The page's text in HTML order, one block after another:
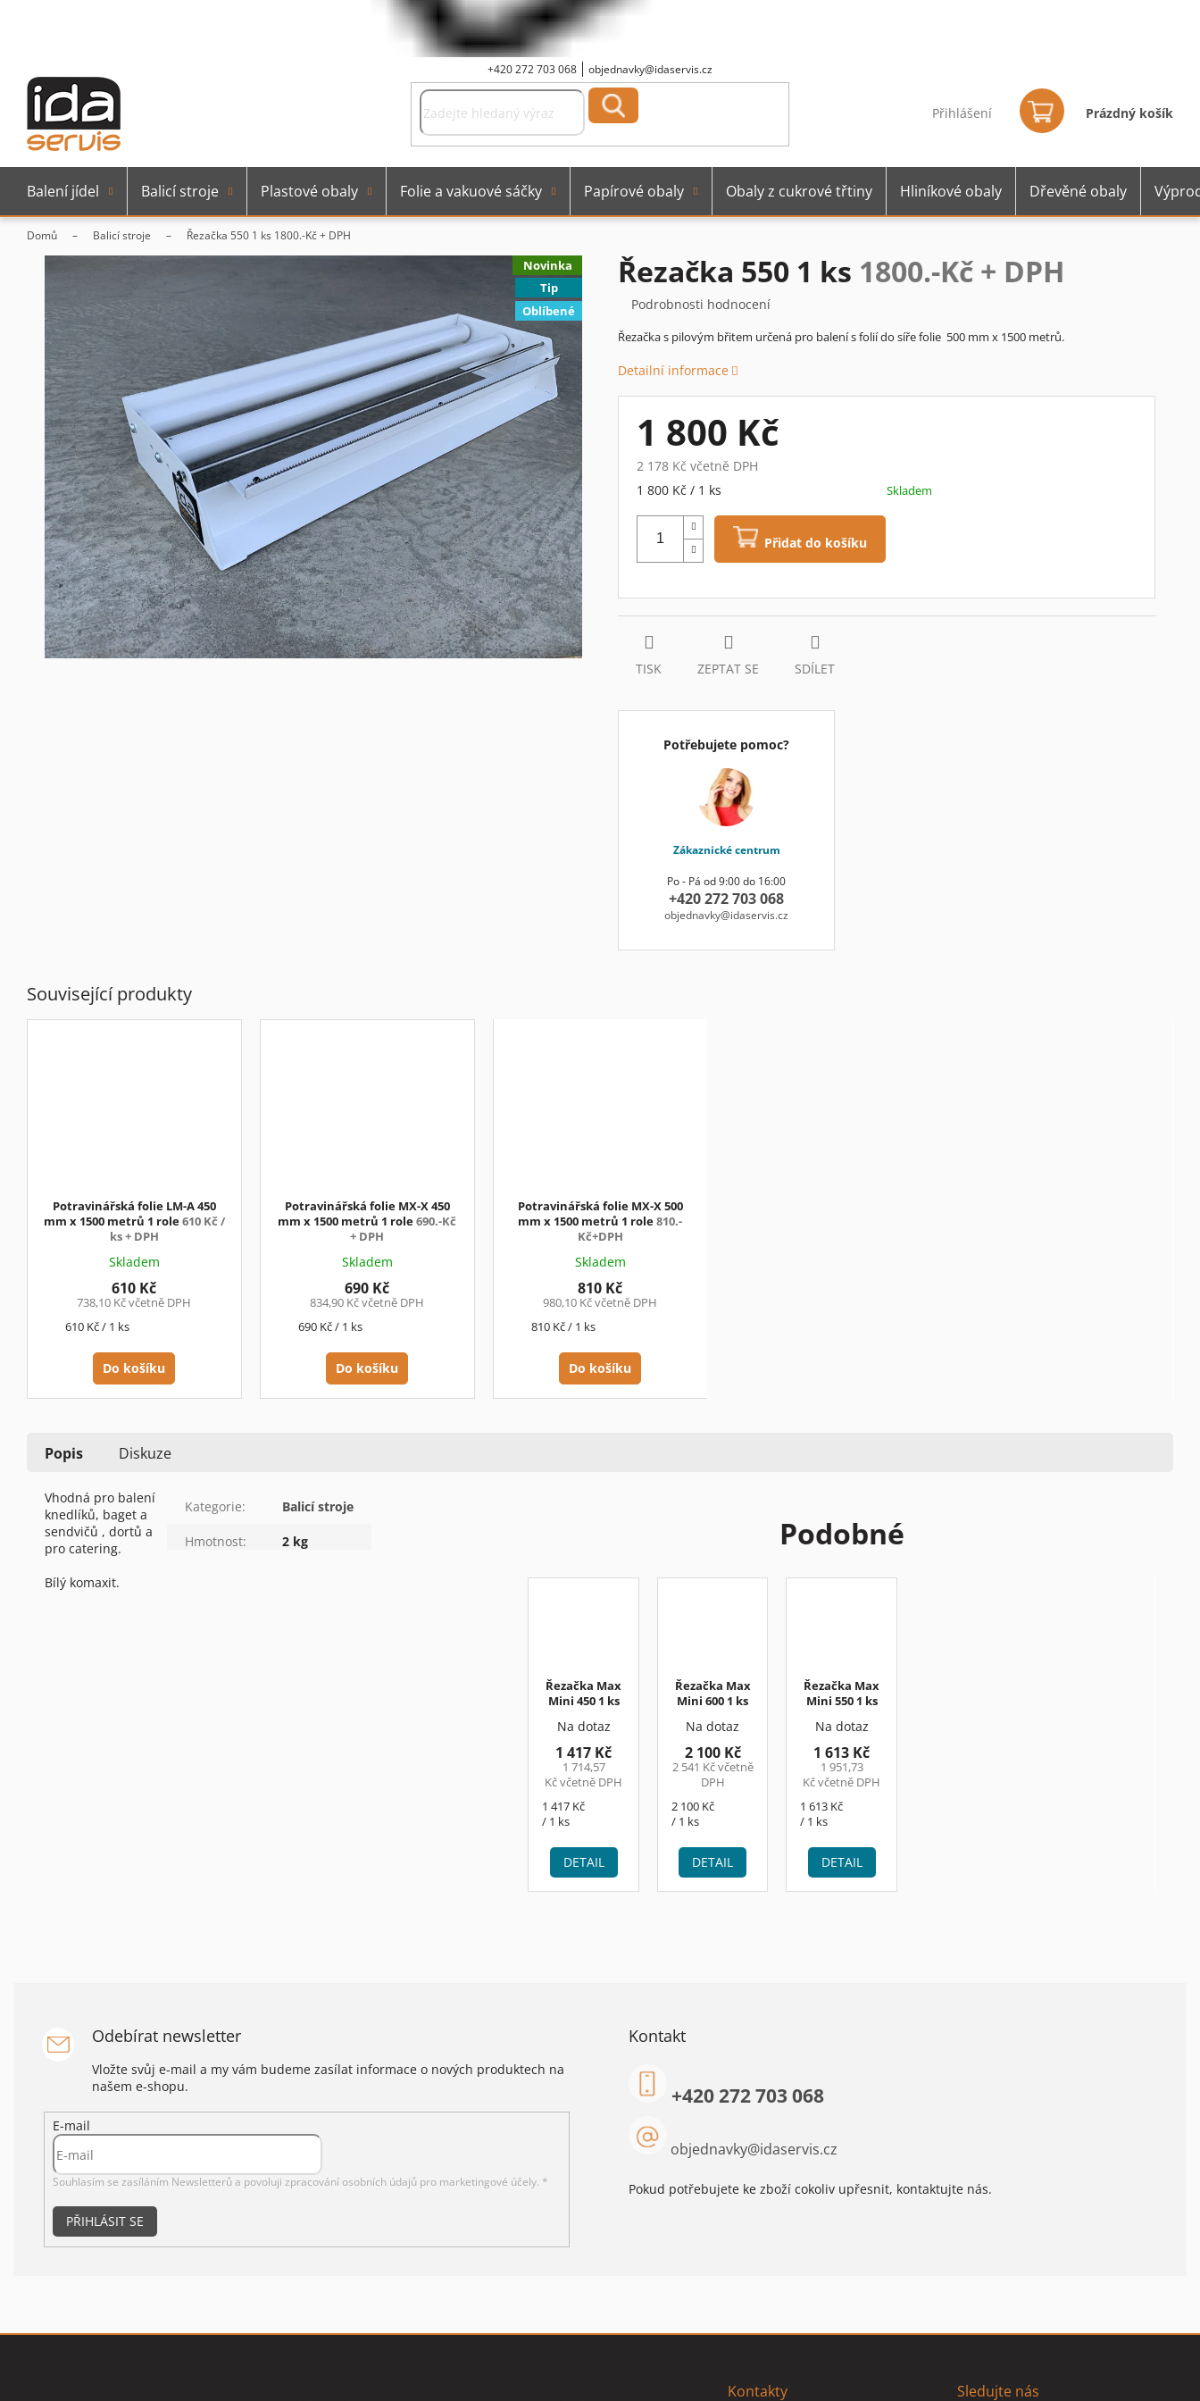
+420 272 703 068 objednavky@idaservis.cz
Přihlášení
košík
Prázdný košík
Balení jídel Balicí stroje Plastové obaly Folie a vakuové sáčky Papírové obaly Obaly z cukrové třtiny Hliníkové obaly Dřevěné obaly
Domů Balicí stroje Řezačka 550 1 ks 1800.-Kč + DPH
Novinka
Tip
Oblíbené
Řezačka 550 1 ks 1800.-Kč + DPH
Průměrné
produktu
0,0
hvězdiček.
Podrobnosti hodnocení
Řezačka s pilovým břitem určená pro balení s folií do síře folie 500 mm x 1500 metrů.
Detailní informace
1 800 Kč
2 178 Kč včetně DPH
Měrná
1 800 Kč / 1 ks Skladem
Přidat do košíku
TISK ZEPTAT SE SDÍLET
Potřebujete pomoc?
Zákaznické centrum
Po - Pá od 9:00 do 16:00
+420 272 703 068
objednavky@idaservis.cz
Související produkty
Potravinářská folie LM-A 450
mm x 1500 metrů 1 role610 Kč /
ks + DPH
Skladem
738,10 Kč včetně DPH
610 Kč
Měrná
610 Kč / 1 ks
Do košíku
Potravinářská folie MX-X 450
mm x 1500 metrů 1 role690.-Kč
+ DPH
Skladem
834,90 Kč včetně DPH
690 Kč
Měrná
690 Kč / 1 ks
Do košíku
Potravinářská folie MX-X 500
mm x 1500 metrů 1 role810.-
Kč+DPH
Skladem
980,10 Kč včetně DPH
810 Kč
Měrná
810 Kč / 1 ks
Do košíku
Popis Diskuze
Vhodná pro balení
knedlíků, baget a
sendvičů , dortů a
pro catering.
Bílý komaxit.
Kategorie: Balicí stroje
Hmotnost: 2 kg Podobné
Řezačka Max
Mini 450 1 ks
Na dotaz
1 714,57
Kč včetně DPH
1 417 Kč
Měrná
cena:
1 417 Kč
/ 1 ks
DETAIL
Řezačka Max
Mini 600 1 ks
Na dotaz
2 541 Kč včetně
DPH
2 100 Kč
Měrná
cena:
2 100 Kč
/ 1 ks
DETAIL
Řezačka Max
Mini 550 1 ks
Na dotaz
1 951,73
Kč včetně DPH
1 613 Kč
Měrná
cena:
1 613 Kč
/ 1 ks
DETAIL
Odebírat newsletter
Vložte svůj e-mail a my vám budeme zasílat informace o nových produktech na
našem e-shopu.
E-mail
Souhlasím se zasíláním Newsletterů a povoluji zpracování osobních údajů pro marketingové účely. *
PŘIHLÁSIT SE
Kontakt
objednavky@idaservis.cz
+420 272 703 068
Pokud potřebujete ke zboží cokoliv upřesnit, kontaktujte nás.
Z
Kontakty Sledujte nás